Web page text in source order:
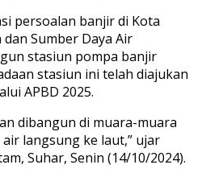
persoalan banjir di Kota
Sumber Daya Air
stasiun pompa banjir
stasiun ini telah diajukan
APBD 2025.
dibangun di muara-muara
langsung ke laut,” ujar
Suhar, Senin (14/10/2024).